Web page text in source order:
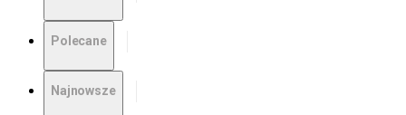
Polecane
Najnowsze